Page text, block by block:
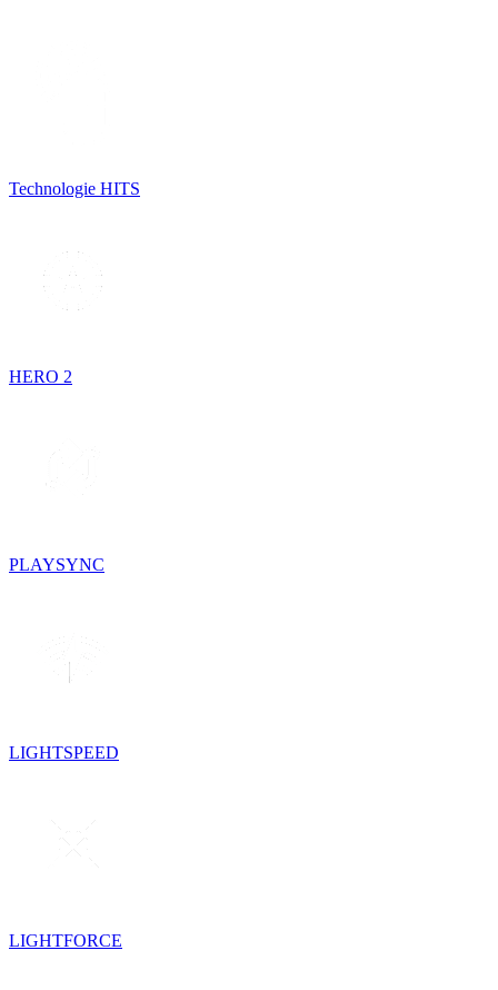
Technologie HITS
HERO 2
PLAYSYNC
LIGHTSPEED
LIGHTFORCE